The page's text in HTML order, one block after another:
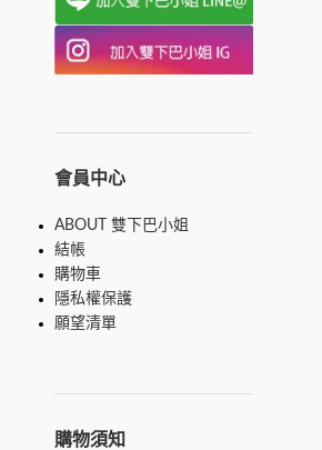
會員中心
ABOUT 雙下巴小姐
結帳
購物車
隱私權保護
願望清單
購物須知